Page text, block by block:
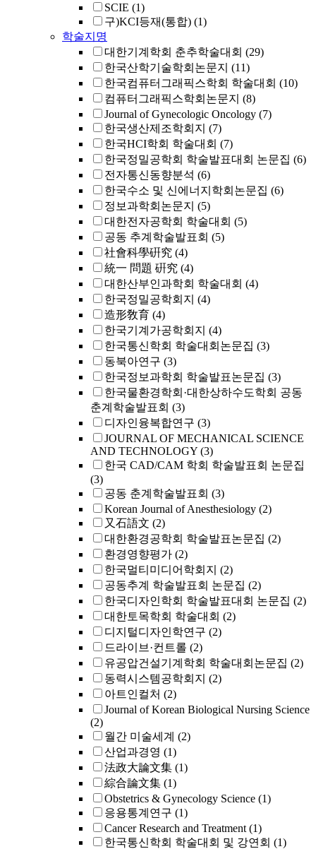
SCIE (1)
구)KCI등재(통합) (1)
학술지명
대한기계학회 춘추학술대회 (29)
한국산학기술학회논문지 (11)
한국컴퓨터그래픽스학회 학술대회 (10)
컴퓨터그래픽스학회논문지 (8)
Journal of Gynecologic Oncology (7)
한국생산제조학회지 (7)
한국HCI학회 학술대회 (7)
한국정밀공학회 학술발표대회 논문집 (6)
전자통신동향분석 (6)
한국수소 및 신에너지학회논문집 (6)
정보과학회논문지 (5)
대한전자공학회 학술대회 (5)
공동 추계학술발표회 (5)
社會科學硏究 (4)
統一 問題 硏究 (4)
대한산부인과학회 학술대회 (4)
한국정밀공학회지 (4)
造形敎育 (4)
한국기계가공학회지 (4)
한국통신학회 학술대회논문집 (3)
동북아연구 (3)
한국정보과학회 학술발표논문집 (3)
한국물환경학회·대한상하수도학회 공동
춘계학술발표회 (3)
디자인융복합연구 (3)
JOURNAL OF MECHANICAL SCIENCE
AND TECHNOLOGY (3)
한국 CAD/CAM 학회 학술발표회 논문집
(3)
공동 춘계학술발표회 (3)
Korean Journal of Anesthesiology (2)
又石語文 (2)
대한환경공학회 학술발표논문집 (2)
환경영향평가 (2)
한국멀티미디어학회지 (2)
공동추계 학술발표회 논문집 (2)
한국디자인학회 학술발표대회 논문집 (2)
대한토목학회 학술대회 (2)
디지털디자인학연구 (2)
드라이브·컨트롤 (2)
유공압건설기계학회 학술대회논문집 (2)
동력시스템공학회지 (2)
아트인컬처 (2)
Journal of Korean Biological Nursing Science
(2)
월간 미술세계 (2)
산업과경영 (1)
法政大論文集 (1)
綜合論文集 (1)
Obstetrics & Gynecology Science (1)
응용통계연구 (1)
Cancer Research and Treatment (1)
한국통신학회 학술대회 및 강연회 (1)